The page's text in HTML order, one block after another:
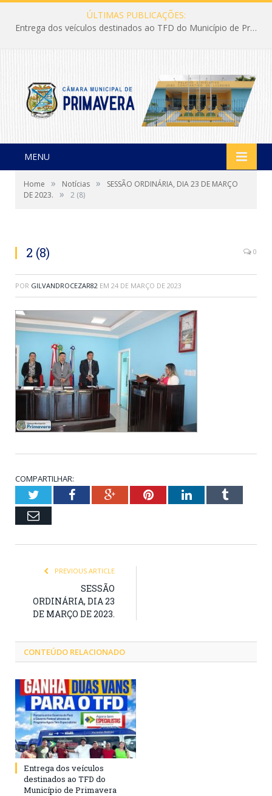
ÚLTIMAS PUBLICAÇÕES:
Entrega dos veículos destinados ao TFD do Município de Primavera
MENU
Home » Notícias »
SESSÃO ORDINÁRIA, DIA 23 DE MARÇO
DE 2023.
» 2 (8)
2 (8) 0
POR GILVANDROCEZAR82 EM 24 DE MARÇO DE 2023
COMPARTILHAR:
TwitterFacebookGoogle+PinterestLinkedInTumblr
Email
PREVIOUS ARTICLE
SESSÃO
ORDINÁRIA, DIA 23
DE MARÇO DE 2023.
CONTEÚDO RELACIONADO
Entrega dos veículos
destinados ao TFD do
Município de Primavera